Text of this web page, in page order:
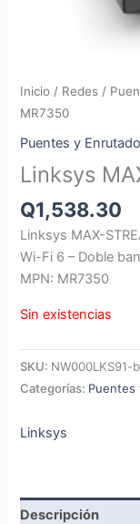
Inicio / Redes /
MR7350
Puentes y
Linksys
Q1,538.30
Linksys MAX-
Wi-Fi 6 – Doble
MPN: MR7350
Sin existencias
SKU: NW000LKS91-
Categorías: Puentes
Linksys
Descripción